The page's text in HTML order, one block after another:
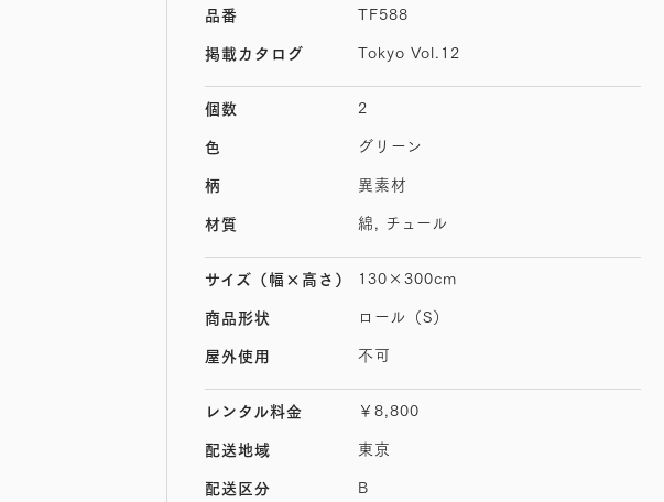
品番 TF588
掲載カタログ Tokyo Vol.12
個数 2
色 グリーン
柄 異素材
材質 綿, チュール
サイズ （幅×高さ） 130×300cm
商品形状 ロール（S）
屋外使用 不可
レンタル料金 ￥8,800
配送地域 東京
配送区分 B